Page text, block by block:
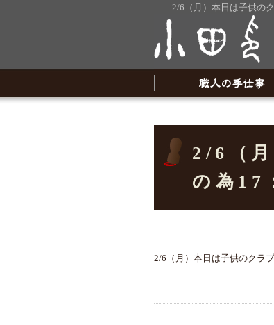
2/6（月）本日は子供の
2/6（
の為17
2/6（月）本日は子供のクラ